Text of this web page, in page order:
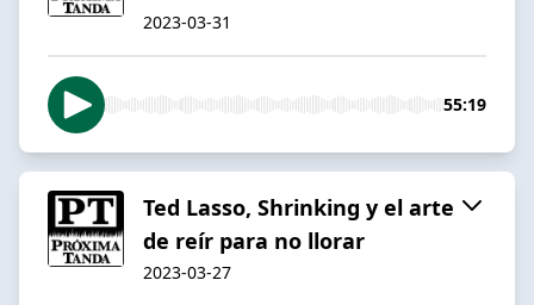
2023-03-31
55:19
Ted Lasso, Shrinking y el arte
de reír para no llorar
2023-03-27